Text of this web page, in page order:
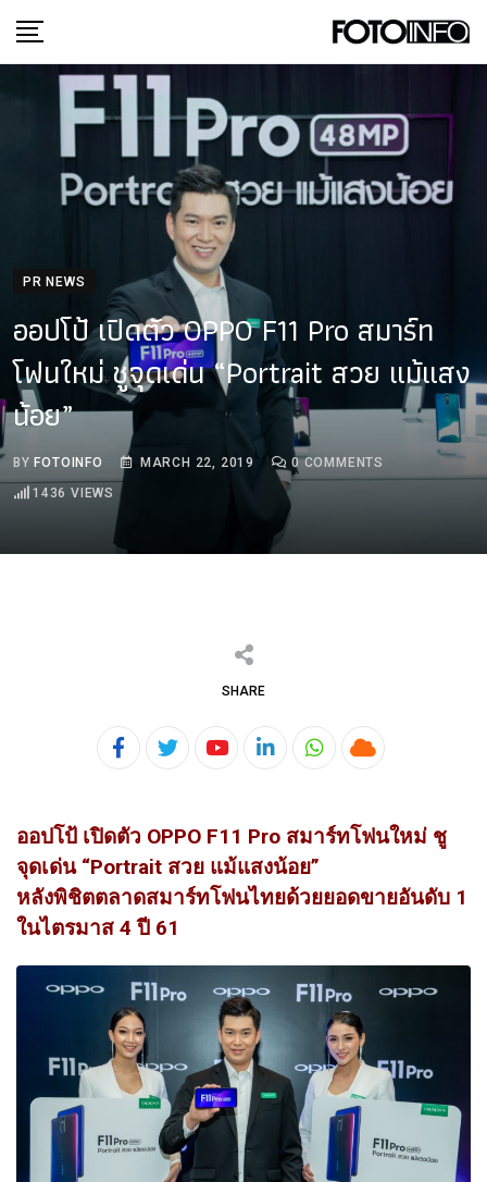
to
content
PR NEWS
ออปโป้ เปิดตัว OPPO F11 Pro สมาร์ท
โฟนใหม่ ชูจุดเด่น “Portrait สวย แม้แสง
น้อย”
BYFOTOINFO MARCH 22, 2019 0COMMENTS
1436 VIEWS
SHARE
YoutubeLinkedInWhatsapp
Cloud
ออปโป้ เปิดตัว OPPO F11 Pro สมาร์ทโฟนใหม่ ชู
จุดเด่น “Portrait สวย แม้แสงน้อย”
หลังพิชิตตลาดสมาร์ทโฟนไทยด้วยยอดขายอันดับ 1
ในไตรมาส 4 ปี 61